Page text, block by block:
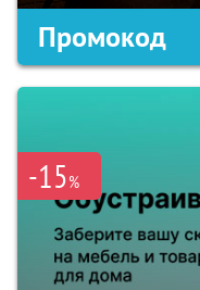
Промокод
-15%